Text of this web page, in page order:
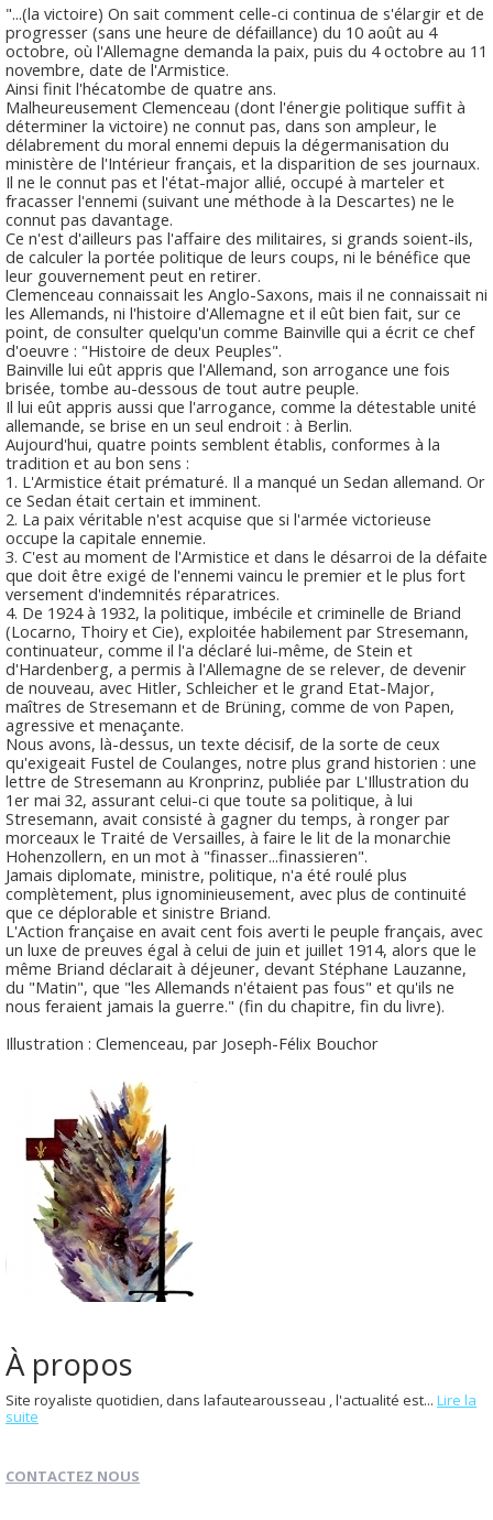
"...(la victoire) On sait comment celle-ci continua de s'élargir et de
progresser (sans une heure de défaillance) du 10 août au 4
octobre, où l'Allemagne demanda la paix, puis du 4 octobre au 11
novembre, date de l'Armistice.
Ainsi finit l'hécatombe de quatre ans.
Malheureusement Clemenceau (dont l'énergie politique suffit à
déterminer la victoire) ne connut pas, dans son ampleur, le
délabrement du moral ennemi depuis la dégermanisation du
ministère de l'Intérieur français, et la disparition de ses journaux.
Il ne le connut pas et l'état-major allié, occupé à marteler et
fracasser l'ennemi (suivant une méthode à la Descartes) ne le
connut pas davantage.
Ce n'est d'ailleurs pas l'affaire des militaires, si grands soient-ils,
de calculer la portée politique de leurs coups, ni le bénéfice que
leur gouvernement peut en retirer.
Clemenceau connaissait les Anglo-Saxons, mais il ne connaissait ni
les Allemands, ni l'histoire d'Allemagne et il eût bien fait, sur ce
point, de consulter quelqu'un comme Bainville qui a écrit ce chef
d'oeuvre : "Histoire de deux Peuples".
Bainville lui eût appris que l'Allemand, son arrogance une fois
brisée, tombe au-dessous de tout autre peuple.
Il lui eût appris aussi que l'arrogance, comme la détestable unité
allemande, se brise en un seul endroit : à Berlin.
Aujourd'hui, quatre points semblent établis, conformes à la
tradition et au bon sens :
1. L'Armistice était prématuré. Il a manqué un Sedan allemand. Or
ce Sedan était certain et imminent.
2. La paix véritable n'est acquise que si l'armée victorieuse
occupe la capitale ennemie.
3. C'est au moment de l'Armistice et dans le désarroi de la défaite
que doit être exigé de l'ennemi vaincu le premier et le plus fort
versement d'indemnités réparatrices.
4. De 1924 à 1932, la politique, imbécile et criminelle de Briand
(Locarno, Thoiry et Cie), exploitée habilement par Stresemann,
continuateur, comme il l'a déclaré lui-même, de Stein et
d'Hardenberg, a permis à l'Allemagne de se relever, de devenir
de nouveau, avec Hitler, Schleicher et le grand Etat-Major,
maîtres de Stresemann et de Brüning, comme de von Papen,
agressive et menaçante.
Nous avons, là-dessus, un texte décisif, de la sorte de ceux
qu'exigeait Fustel de Coulanges, notre plus grand historien : une
lettre de Stresemann au Kronprinz, publiée par L'Illustration du
1er mai 32, assurant celui-ci que toute sa politique, à lui
Stresemann, avait consisté à gagner du temps, à ronger par
morceaux le Traité de Versailles, à faire le lit de la monarchie
Hohenzollern, en un mot à "finasser...finassieren".
Jamais diplomate, ministre, politique, n'a été roulé plus
complètement, plus ignominieusement, avec plus de continuité
que ce déplorable et sinistre Briand.
L'Action française en avait cent fois averti le peuple français, avec
un luxe de preuves égal à celui de juin et juillet 1914, alors que le
même Briand déclarait à déjeuner, devant Stéphane Lauzanne,
du "Matin", que "les Allemands n'étaient pas fous" et qu'ils ne
nous feraient jamais la guerre." (fin du chapitre, fin du livre).
Illustration : Clemenceau, par Joseph-Félix Bouchor
À propos
Site royaliste quotidien, dans lafautearousseau , l'actualité est... Lire la
suite
CONTACTEZ NOUS